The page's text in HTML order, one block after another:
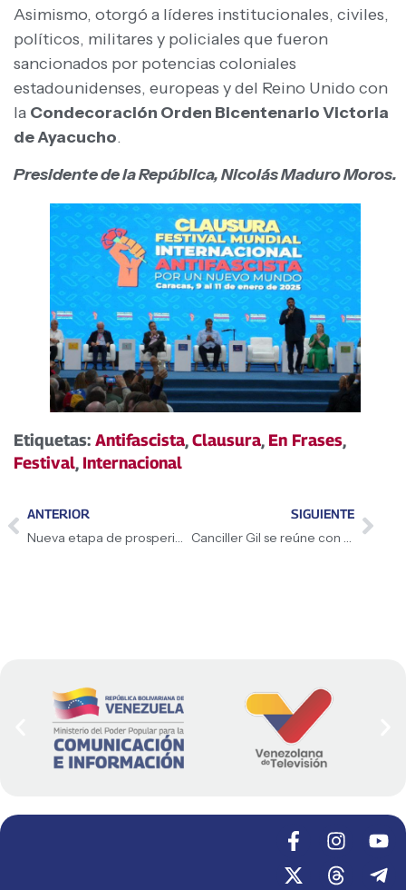
Asimismo, otorgó a líderes institucionales, civiles,
políticos, militares y policiales que fueron
sancionados por potencias coloniales
estadounidenses, europeas y del Reino Unido con
la Condecoración Orden Bicentenario Victoria
de Ayacucho.
Presidente de la República, Nicolás Maduro Moros.
Etiquetas: Antifascista,Clausura, En Frases,
Festival, Internacional
ANTERIOR
Nueva etapa de prosperidad y justicia con democracia
SIGUIENTE
Canciller Gil se reúne con Delegados Internacionales